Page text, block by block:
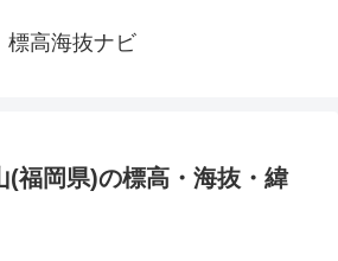
標高海抜ナビ
(福岡県)の標高・海抜・緯